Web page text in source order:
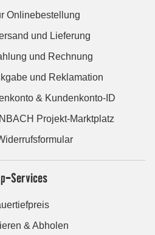
Onlinebestellung
und Lieferung
und Rechnung
und Reklamation
& Kundenkonto-ID
Projekt-Marktplatz
Services
& Abholen